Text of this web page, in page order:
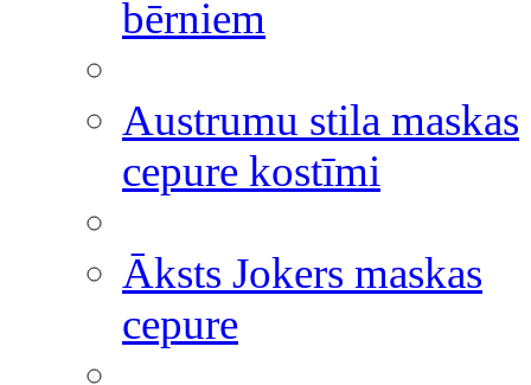
bērniem
Austrumu stila maskas
cepure kostīmi
Āksts Jokers maskas
cepure